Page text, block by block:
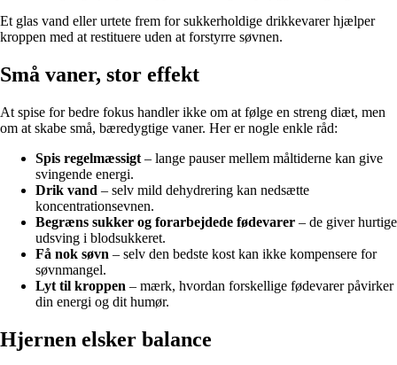
Et glas vand eller urtete frem for sukkerholdige drikkevarer hjælper
kroppen med at restituere uden at forstyrre søvnen.
Små vaner, stor effekt
At spise for bedre fokus handler ikke om at følge en streng diæt, men
om at skabe små, bæredygtige vaner. Her er nogle enkle råd:
Spis regelmæssigt – lange pauser mellem måltiderne kan give
svingende energi.
Drik vand – selv mild dehydrering kan nedsætte
koncentrationsevnen.
Begræns sukker og forarbejdede fødevarer – de giver hurtige
udsving i blodsukkeret.
Få nok søvn – selv den bedste kost kan ikke kompensere for
søvnmangel.
Lyt til kroppen – mærk, hvordan forskellige fødevarer påvirker
din energi og dit humør.
Hjernen elsker balance